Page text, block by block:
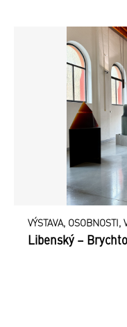
VÝSTAVA, OSOBNOSTI,
Libenský –